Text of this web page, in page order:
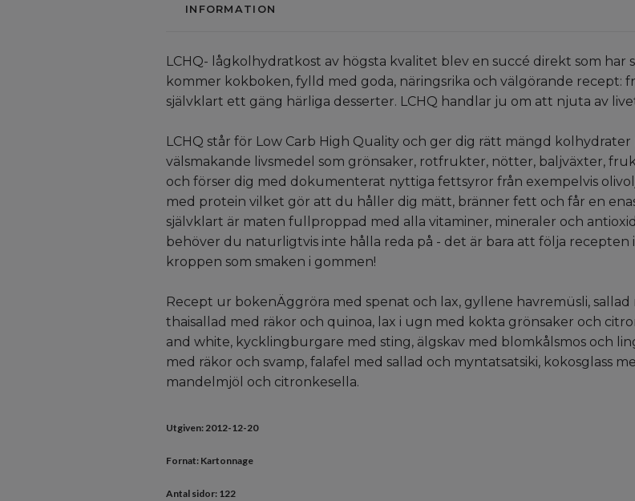
INFORMATION
LCHQ- lågkolhydratkost av högsta kvalitet blev en succé direkt som har
kommer kokboken, fylld med goda, näringsrika och välgörande recept:
självklart ett gäng härliga desserter. LCHQ handlar ju om att njuta av
LCHQ står för Low Carb High Quality och ger dig rätt mängd
välsmakande livsmedel som grönsaker, rotfrukter, nötter, baljväxter,
och förser dig med dokumenterat nyttiga fettsyror från exempelvis
med protein vilket gör att du håller dig mätt, bränner fett och får en
självklart är maten fullproppad med alla vitaminer, mineraler och
behöver du naturligtvis inte hålla reda på - det är bara att följa recepten
kroppen som smaken i gommen!
Recept ur bokenÄggröra med spenat och lax, gyllene havremüsli,
thaisallad med räkor och quinoa, lax i ugn med kokta grönsaker och
and white, kycklingburgare med sting, älgskav med blomkålsmos och
med räkor och svamp, falafel med sallad och myntatsatsiki, kokosglass
mandelmjöl och citronkesella.
Utgiven: 2012-12-20
Fornat: Kartonnage
Antal sidor: 122